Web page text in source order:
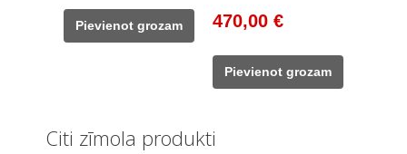
was:
663,00 €.
450,00 €.
Pievienot grozam
Original
was:
620,00 €.
470,00 €Current
470,00 €.
Pievienot grozam
Citi zīmola produkti